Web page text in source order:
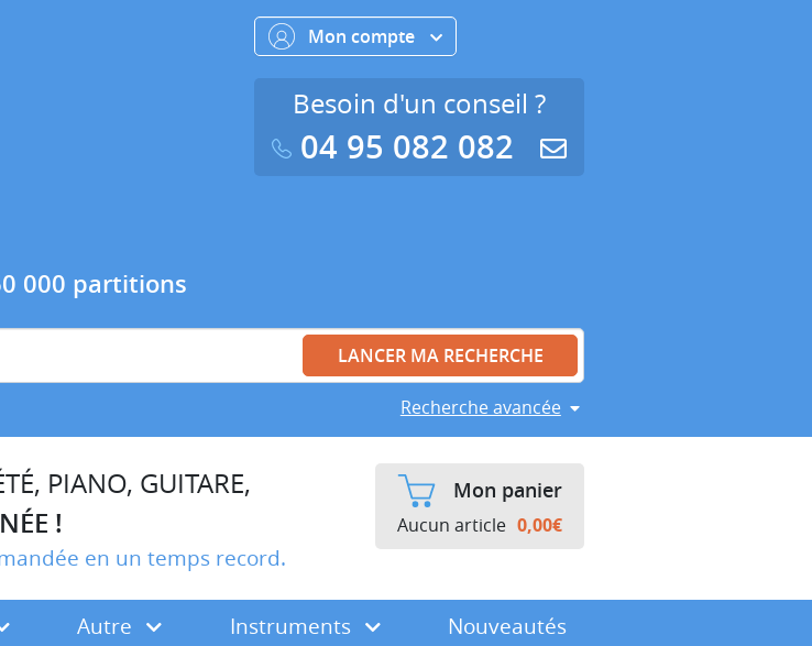
000 partitions
Recherche avancée
Mon compte
Besoin d'un conseil ?
04 95 082 082
PIANO, GUITARE,
!
en un temps record.
Mon panier
Aucun article 0,00€
Autre Instruments
Nouveautés